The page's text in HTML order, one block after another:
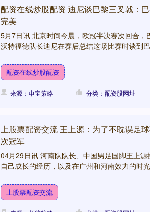
配资在线炒股配资 迪尼谈巴黎三叉戟：
完美
5月7日讯 北京时间今晨，欧冠半决赛次回合
沃特福德队长迪尼在赛后总结这场比赛时谈到
配资在线炒股配资
来源：申宝策略 分类：配资股网址
上股票配资交流 王上源：为了不耽误足
次冠军
04月29日讯 河南队队长、中国男足国脚王上
自己成长的经历，以及在广州和河南效力的时
上股票配资交流